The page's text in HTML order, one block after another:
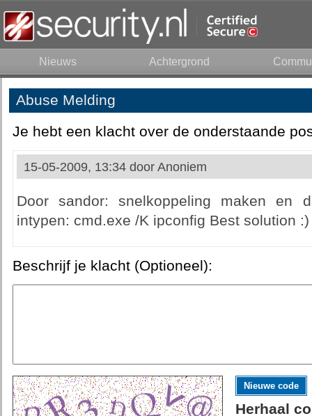
Nieuws Achtergrond
Abuse Melding
Je hebt een klacht over de onderstaande
15-05-2009, 13:34 door Anoniem
Door sandor: snelkoppeling maken en
intypen: cmd.exe /K ipconfig Best solution
Beschrijf je klacht (Optioneel):
Nieuwe code
Herhaal